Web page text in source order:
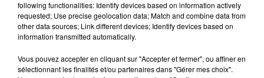
5h38
5h38 5h34
5h34
following functionalities: Identify devices based on information actively
requested; Use precise geolocation data; Match and combine data from
other data sources; Link different devices; Identify devices based on
information transmitted automatically.
Vous pouvez accepter en cliquant sur "Accepter et fermer", ou affiner en
sélectionnant les finalités et/ou partenaires dans "Gérer mes choix".